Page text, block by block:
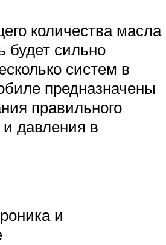
количества масла
будет сильно
систем в
предназначены
правильного
давления в
и